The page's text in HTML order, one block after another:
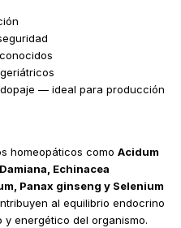
— ideal para producción
homeopáticos como Acidum
Echinacea
Panax ginseng y Selenium
al equilibrio endocrino
energético del organismo.